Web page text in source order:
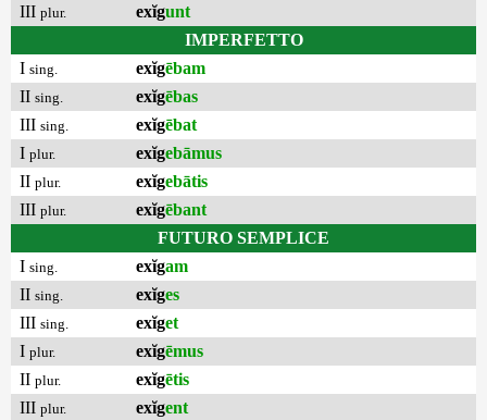
III plur. exĭgunt
IMPERFETTO
I sing. exĭgēbam
II sing. exĭgēbas
III sing. exĭgēbat
I plur. exĭgebāmus
II plur. exĭgebātis
III plur. exĭgēbant
FUTURO SEMPLICE
I sing. exĭgam
II sing. exĭges
III sing. exĭget
I plur. exĭgēmus
II plur. exĭgētis
III plur. exĭgent